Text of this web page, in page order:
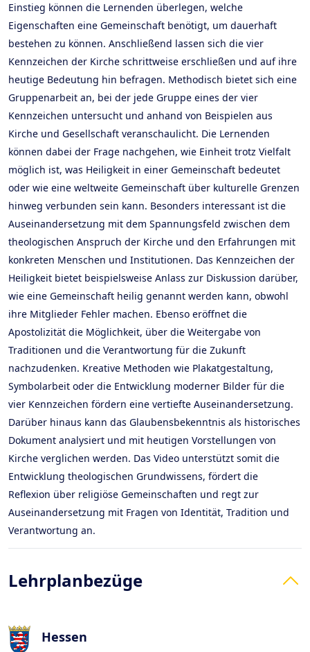
Einstieg können die Lernenden überlegen, welche
Eigenschaften eine Gemeinschaft benötigt, um dauerhaft
bestehen zu können. Anschließend lassen sich die vier
Kennzeichen der Kirche schrittweise erschließen und auf ihre
heutige Bedeutung hin befragen. Methodisch bietet sich eine
Gruppenarbeit an, bei der jede Gruppe eines der vier
Kennzeichen untersucht und anhand von Beispielen aus
Kirche und Gesellschaft veranschaulicht. Die Lernenden
können dabei der Frage nachgehen, wie Einheit trotz Vielfalt
möglich ist, was Heiligkeit in einer Gemeinschaft bedeutet
oder wie eine weltweite Gemeinschaft über kulturelle Grenzen
hinweg verbunden sein kann. Besonders interessant ist die
Auseinandersetzung mit dem Spannungsfeld zwischen dem
theologischen Anspruch der Kirche und den Erfahrungen mit
konkreten Menschen und Institutionen. Das Kennzeichen der
Heiligkeit bietet beispielsweise Anlass zur Diskussion darüber,
wie eine Gemeinschaft heilig genannt werden kann, obwohl
ihre Mitglieder Fehler machen. Ebenso eröffnet die
Apostolizität die Möglichkeit, über die Weitergabe von
Traditionen und die Verantwortung für die Zukunft
nachzudenken. Kreative Methoden wie Plakatgestaltung,
Symbolarbeit oder die Entwicklung moderner Bilder für die
vier Kennzeichen fördern eine vertiefte Auseinandersetzung.
Darüber hinaus kann das Glaubensbekenntnis als historisches
Dokument analysiert und mit heutigen Vorstellungen von
Kirche verglichen werden. Das Video unterstützt somit die
Entwicklung theologischen Grundwissens, fördert die
Reflexion über religiöse Gemeinschaften und regt zur
Auseinandersetzung mit Fragen von Identität, Tradition und
Verantwortung an.
Lehrplanbezüge
Hessen